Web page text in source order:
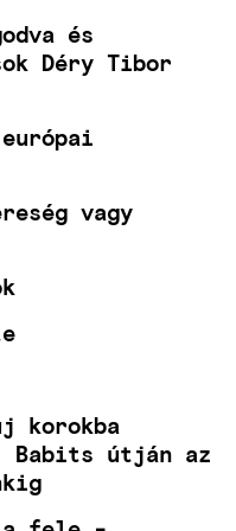
és
Déry Tibor
vagy
korokba
útján az